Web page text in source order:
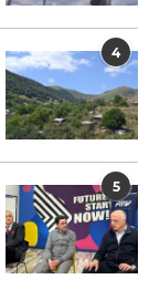
4
5